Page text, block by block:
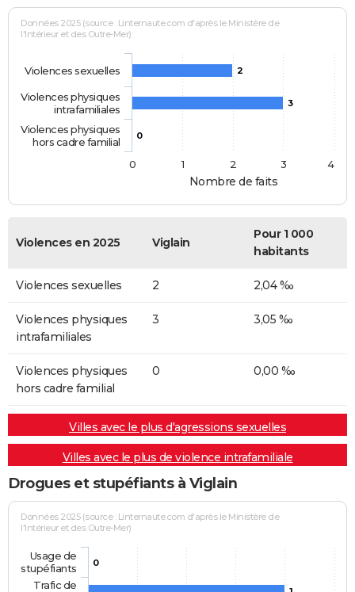
Nombre de faits
Données 2025 (source : Linternaute.com d'après le Ministère de
l'Intérieur et des Outre-Mer)
2
3
0
Violences sexuelles
Violences physiques
intrafamiliales
Violences physiques
hors cadre familial
0
1 2 3 4
Violences en 2025 Viglain
Pour 1 000
habitants
Violences sexuelles 2 2,04 ‰
Violences physiques
intrafamiliales
3 3,05 ‰
Violences physiques
hors cadre familial
0 0,00 ‰
Villes avec le plus d'agressions sexuelles
Villes avec le plus de violence intrafamiliale
Drogues et stupéfiants à Viglain
Données 2025 (source : Linternaute.com d'après le Ministère de
l'Intérieur et des Outre-Mer)
0
Usage de
stupéfiants
Trafic de